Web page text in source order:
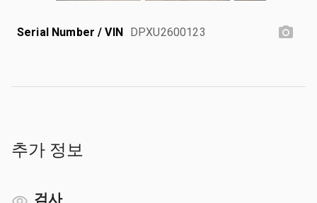
Serial Number / VIN DPXU2600123
추가 정보
검사